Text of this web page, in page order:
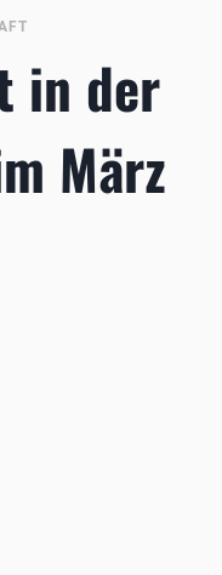
in der
März